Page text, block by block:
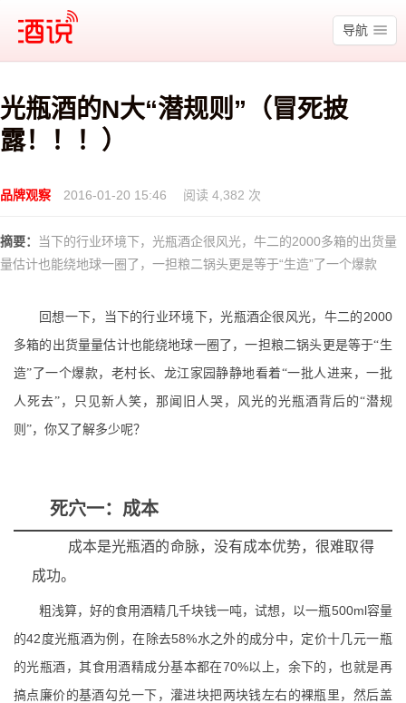
酒说
导航
光瓶酒的N大“潜规则”（冒死披
露！！！）
品牌观察 2016-01-20 15:46 阅读 4,382 次
摘要：
当下的行业环境下，光瓶酒企很风光，牛二的2000多箱的出货量
量估计也能绕地球一圈了，一担粮二锅头更是等于“生造”了一个爆款
回想一下，当下的行业环境下，光瓶酒企很风光，牛二的 2000
多箱的出货量量估计也能绕地球一圈了，一担粮二锅头更是等于“生
造”了一个爆款，老村长、龙江家园静静地看着“一批人进来，一批
人死去”，只见新人笑，那闻旧人哭，风光的光瓶酒背后的“潜规
则”，你又了解多少呢？
死穴一：成本
成本是光瓶酒的命脉，没有成本优势，很难取得
成功。
粗浅算，好的食用酒精几千块钱一吨，试想，以一瓶500ml容量
的42 度光瓶酒为例，在除去58%水之外的成分中，定价十几元一瓶
的光瓶酒，其食用酒精成分基本都在70%以上，余下的，也就是再
搞点廉价的基酒勾兑一下，灌进块把两块钱左右的裸瓶里，然后盖